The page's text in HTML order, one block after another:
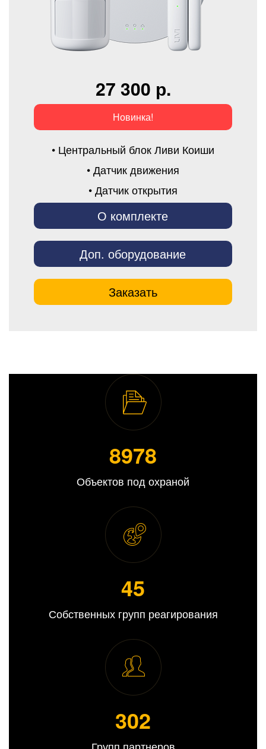
27 300 р.
Новинка!
• Центральный блок Ливи Коиши
• Датчик движения
• Датчик открытия
О комплекте
Доп. оборудование
Заказать
8989
Объектов под охраной
45
Собственных групп реагирования
309